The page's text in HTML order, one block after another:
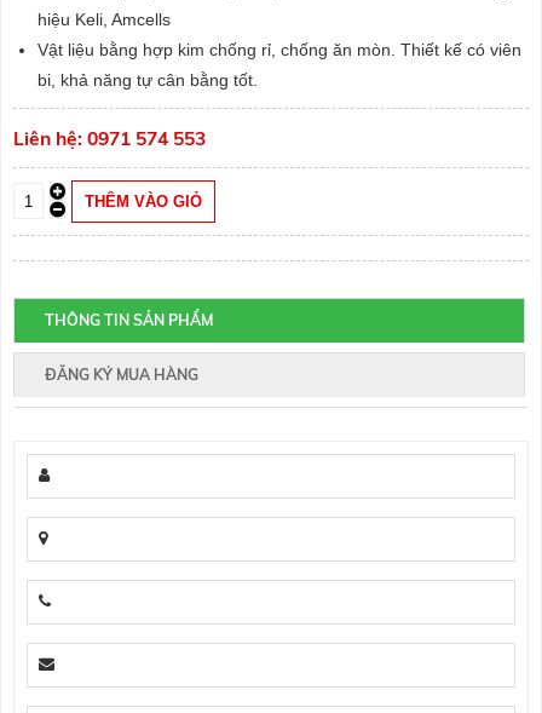
hiệu Keli, Amcells
Vật liệu bằng hợp kim chống rỉ, chống ăn mòn. Thiết kế có viên
bi, khả năng tự cân bằng tốt.
Liên hệ: 0971 574 553
THÔNG TIN SẢN PHẨM
ĐĂNG KÝ MUA HÀNG